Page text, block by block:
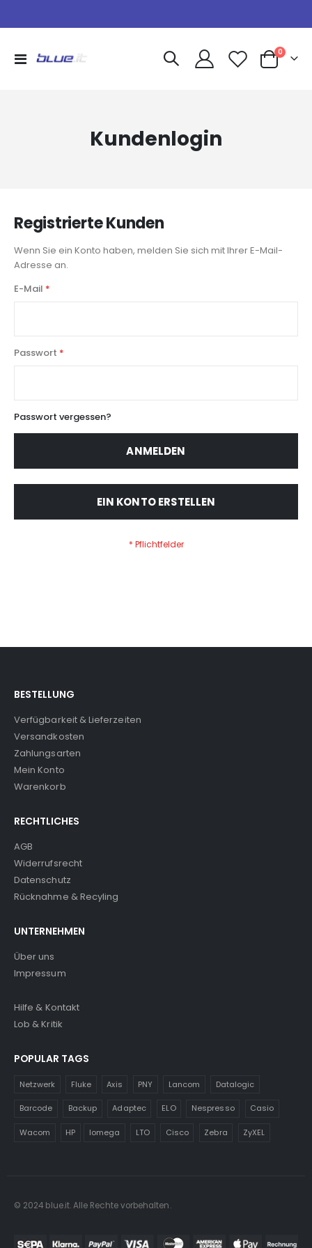
Navigation
Warenkorb
0Artikel
Kundenlogin
Registrierte Kunden
Wenn Sie ein Konto haben, melden Sie sich mit Ihrer E-Mail-
Adresse an.
E-Mail
Passwort
Passwort vergessen?
ANMELDEN
EIN KONTO ERSTELLEN
BESTELLUNG
Verfügbarkeit & Lieferzeiten
Versandkosten
Zahlungsarten
Mein Konto
Warenkorb
RECHTLICHES
AGB
Widerrufsrecht
Datenschutz
Rücknahme & Recyling
UNTERNEHMEN
Über uns
Impressum
Hilfe & Kontakt
Lob & Kritik
POPULAR TAGS
Netzwerk Fluke Axis PNY Lancom Datalogic
Barcode Backup Adaptec ELO Nespresso Casio
Wacom HP Iomega LTO Cisco Zebra ZyXEL
© 2024 blue.it. Alle Rechte vorbehalten.